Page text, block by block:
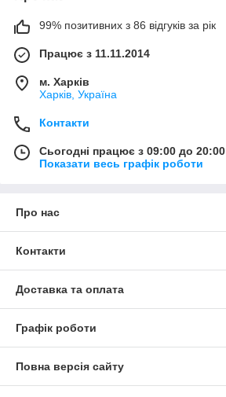
99% позитивних з 86 відгуків за рік
Працює з 11.11.2014
м. Харків
Харків, Україна
Контакти
Сьогодні працює з 09:00 до 20:00
Показати весь графік роботи
Про нас
Контакти
Доставка та оплата
Графік роботи
Повна версія сайту